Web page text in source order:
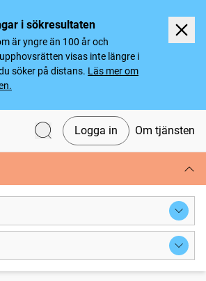
i sökresultaten
är yngre än 100 år och
visas inte längre i
söker på distans. Läs mer om
Logga in Om tjänsten